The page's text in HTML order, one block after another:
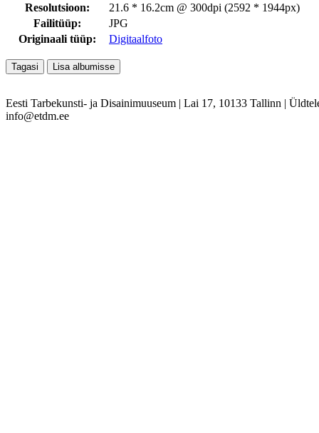
Resolutsioon:
21.6 * 16.2cm @ 300dpi (2592 * 1944px)
Failitüüp:
JPG
Originaali tüüp:
Digitaalfoto
Eesti Tarbekunsti- ja Disainimuuseum | Lai 17, 10133 Tallinn |
info@etdm.ee